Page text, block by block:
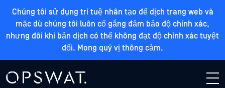
Chúng tôi sử dụng trí tuệ nhân tạo để dịch trang web và
mặc dù chúng tôi luôn cố gắng đảm bảo độ chính xác,
nhưng đôi khi bản dịch có thể không đạt độ chính xác tuyệt
đối. Mong quý vị thông cảm.